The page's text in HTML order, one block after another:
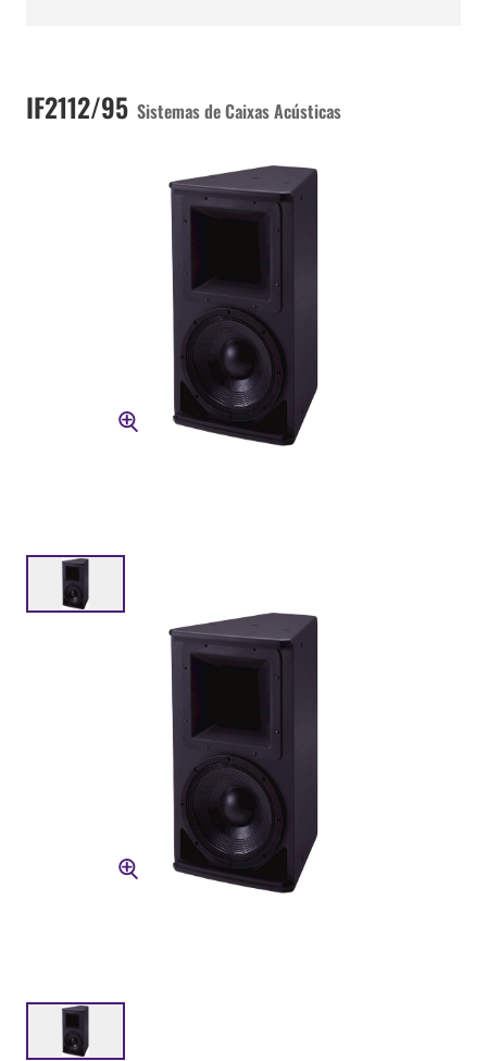
IF2112/95 Sistemas de Caixas Acústicas